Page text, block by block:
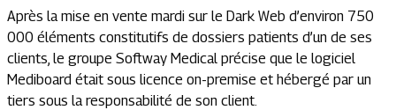
Après la mise en vente mardi sur le Dark Web d’environ 750
000 éléments constitutifs de dossiers patients d’un de ses
clients, le groupe Softway Medical précise que le logiciel
Mediboard était sous licence on-premise et hébergé par un
tiers sous la responsabilité de son client.